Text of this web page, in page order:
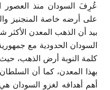
عُرِفَ السودان منذ العصور
على أرضه خاصة المنجنيز
بيد أن الذهب المعدن
السودان الحدودية مع
كلمة النوبة أرض الذهب،
بهذا المعدن، كما أن
أهم أهدافه لغزو